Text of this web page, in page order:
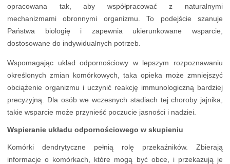
opracowana tak, aby współpracować z naturalnymi
mechanizmami obronnymi organizmu. To podejście szanuje
Państwa biologię i zapewnia ukierunkowane wsparcie,
dostosowane do indywidualnych potrzeb.
Wspomagając układ odpornościowy w lepszym rozpoznawaniu
określonych zmian komórkowych, taka opieka może zmniejszyć
obciążenie organizmu i uczynić reakcję immunologiczną bardziej
precyzyjną. Dla osób we wczesnych stadiach tej choroby jajnika,
takie wsparcie może przynieść poczucie jasności i nadziei.
Wspieranie układu odpornościowego w skupieniu
Komórki dendrytyczne pełnią rolę przekaźników. Zbierają
informacje o komórkach, które mogą być obce, i przekazują je